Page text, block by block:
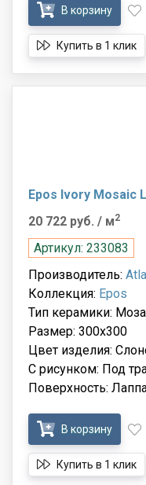
В корзину
Купить в 1 клик
Epos Ivory Mosaic
20 722 руб. / м2
Артикул: 233083
Производитель:
Коллекция: Epos
Тип керамики:
Размер: 300x300
Цвет изделия:
С рисунком: Под
Поверхность:
В корзину
Купить в 1 клик